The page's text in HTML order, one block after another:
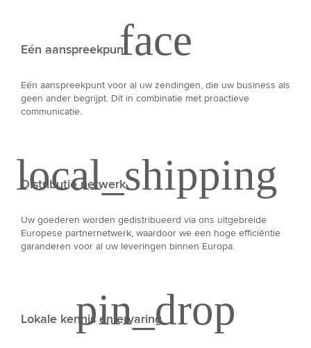
Eén aanspreekpunt
Eén aanspreekpunt voor al uw zendingen, die uw business als
geen ander begrijpt. Dit in combinatie met proactieve
communicatie.
Distributie netwerk
Uw goederen worden gedistribueerd via ons uitgebreide
Europese partnernetwerk, waardoor we een hoge efficiëntie
garanderen voor al uw leveringen binnen Europa.
Lokale kennis en ervaring